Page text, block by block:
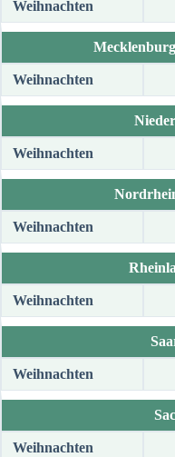
Weihnachten
Weihnachten
Weihnachten
Weihnachten
Weihnachten
Weihnachten
Weihnachten